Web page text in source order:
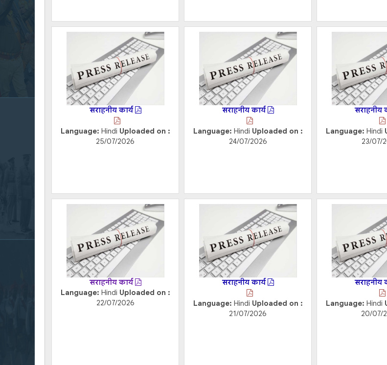
सराहनीय कार्य
Language: Hindi Uploaded on :
25/07/2026
सराहनीय कार्य
Language: Hindi Uploaded on :
24/07/2026
सराहनीय
Language: Hindi
23/07/
सराहनीय कार्य
Language: Hindi Uploaded on :
22/07/2026
सराहनीय कार्य
Language: Hindi Uploaded on :
21/07/2026
सराहनीय
Language: Hindi
20/07/